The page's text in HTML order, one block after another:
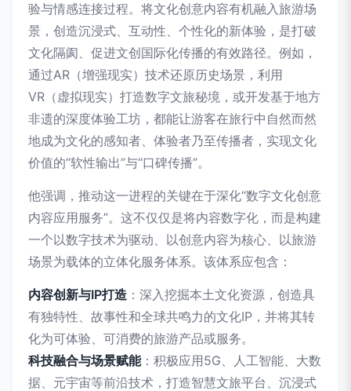
验与情感连接过程。将文化创意内容有机融入旅游场
景，创造沉浸式、互动性、个性化的新体验，是打破
文化隔阂、促进文创国际化传播的有效路径。例如，
通过AR（增强现实）技术还原历史场景，利用
VR（虚拟现实）打造数字文旅秘境，或开发基于地方
非遗的深度体验工坊，都能让游客在旅行中自然而然
地成为文化的感知者、体验者乃至传播者，实现文化
价值的“软性输出”与“口碑传播”。
他强调，推动这一进程的关键在于深化“数字文化创意
内容应用服务”。这不仅仅是将内容数字化，而是构建
一个以数字技术为驱动、以创意内容为核心、以旅游
场景为载体的立体化服务体系。该体系应包含：
内容创新与IP打造 ：深入挖掘本土文化资源，创造具
有独特性、故事性和全球共鸣力的文化IP，并将其转
化为可体验、可消费的旅游产品或服务。
科技融合与场景赋能：积极应用5G、人工智能、大数
据、元宇宙等前沿技术，打造智慧文旅平台、沉浸式